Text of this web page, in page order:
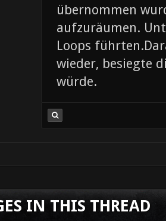
übernommen
aufzuräumen.
Loops
wieder, besiegte
würde.
IN THIS THREAD